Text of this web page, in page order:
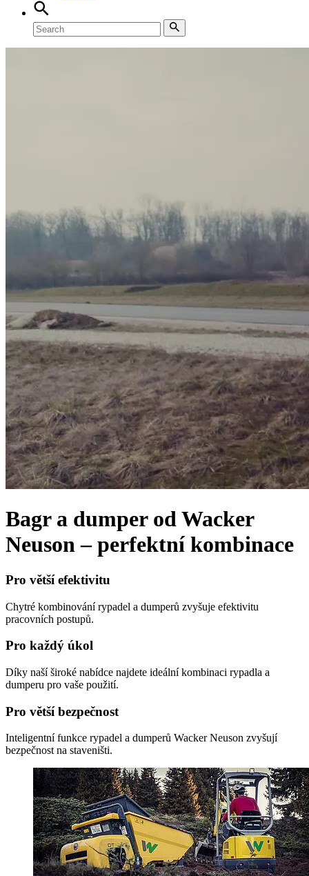
Bagr a dumper od Wacker
Neuson – perfektní kombinace
Pro větší efektivitu
Chytré kombinování rypadel a dumperů zvyšuje efektivitu
pracovních postupů.
Pro každý úkol
Díky naší široké nabídce najdete ideální kombinaci rypadla a
dumperu pro vaše použití.
Pro větší bezpečnost
Inteligentní funkce rypadel a dumperů Wacker Neuson zvyšují
bezpečnost na staveništi.